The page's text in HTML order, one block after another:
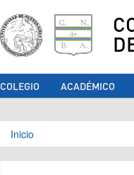
COLEGIO ACADÉMICO
Se
Inicio